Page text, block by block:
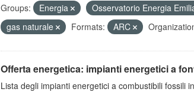
Groups: Energia Osservatorio Energia
gas naturale
Formats: ARC
Offerta energetica: impianti energetici a
Lista degli impianti energetici a combustibili fossili